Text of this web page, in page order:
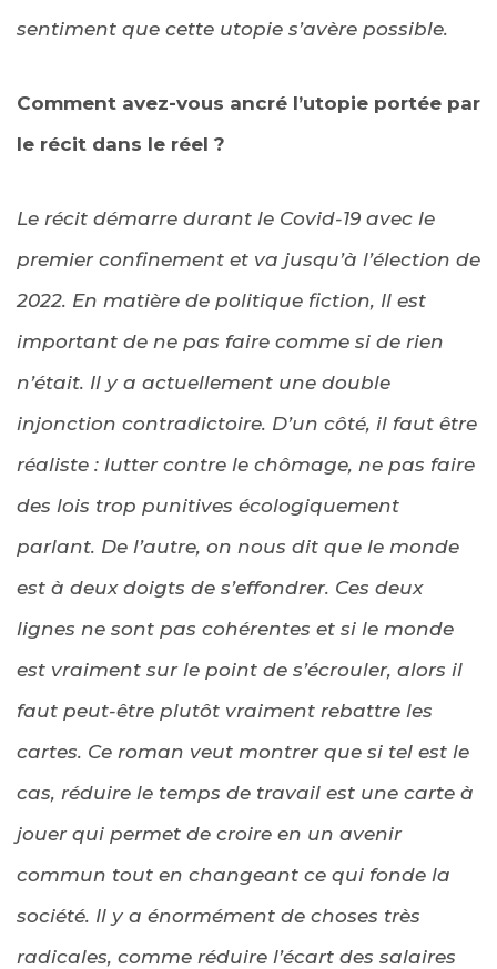
sentiment que cette utopie s’avère possible.
Comment avez-vous ancré l’utopie portée par
le récit dans le réel ?
Le récit démarre durant le Covid-19 avec le
premier confinement et va jusqu’à l’élection de
2022. En matière de politique fiction, Il est
important de ne pas faire comme si de rien
n’était. Il y a actuellement une double
injonction contradictoire. D’un côté, il faut être
réaliste : lutter contre le chômage, ne pas faire
des lois trop punitives écologiquement
parlant. De l’autre, on nous dit que le monde
est à deux doigts de s’effondrer. Ces deux
lignes ne sont pas cohérentes et si le monde
est vraiment sur le point de s’écrouler, alors il
faut peut-être plutôt vraiment rebattre les
cartes. Ce roman veut montrer que si tel est le
cas, réduire le temps de travail est une carte à
jouer qui permet de croire en un avenir
commun tout en changeant ce qui fonde la
société. Il y a énormément de choses très
radicales, comme réduire l’écart des salaires